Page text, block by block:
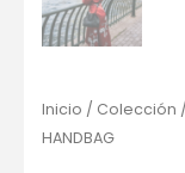
Inicio / Colección /
HANDBAG